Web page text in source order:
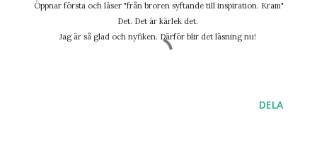
Öppnar första och läser "från broren syftande till inspiration. Kram"
Det. Det är kärlek det.
Jag är så glad och nyfiken. Därför blir det läsning nu!
DELA